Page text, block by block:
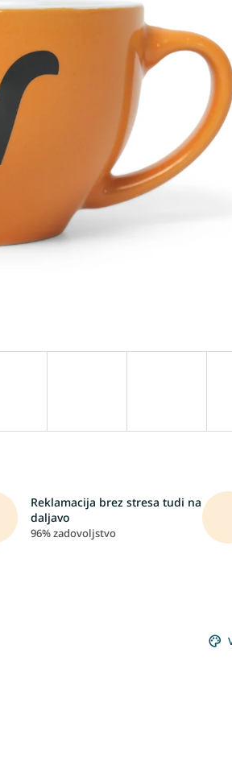
Reklamacija brez stresa tudi na
daljavo
96% zadovoljstvo